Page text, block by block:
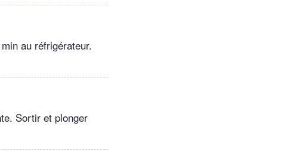
au réfrigérateur.
Sortir et plonger